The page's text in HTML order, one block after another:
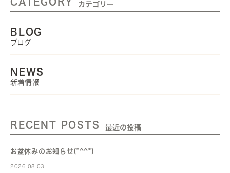
カテゴリー
BLOG
ブログ
NEWS
新着情報
RECENT POSTS 最近の投稿
お盆休みのお知らせ(*^^*)
2026.08.03